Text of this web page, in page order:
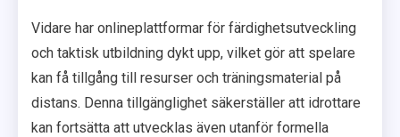
Vidare har onlineplattformar för färdighetsutveckling
och taktisk utbildning dykt upp, vilket gör att spelare
kan få tillgång till resurser och träningsmaterial på
distans. Denna tillgänglighet säkerställer att idrottare
kan fortsätta att utvecklas även utanför formella